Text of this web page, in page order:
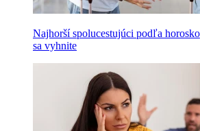
Najhorší spolucestujúci podľa
sa vyhnite